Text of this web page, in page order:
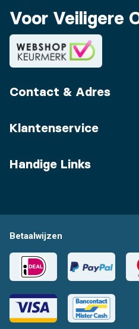
Voor Veiligere
Contact & Adres
Klantenservice
Handige Links
Betaalwijzen